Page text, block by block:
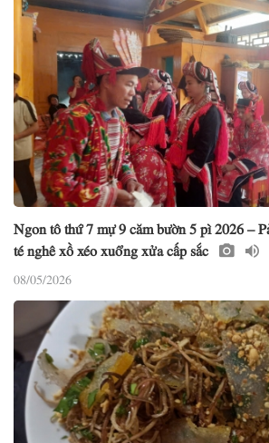
Ngon tô thứ 7 mự 9 căm bườn 5 pì 2026 –
té nghê xồ xéo xuổng xửa cấp sắc
08/05/2026